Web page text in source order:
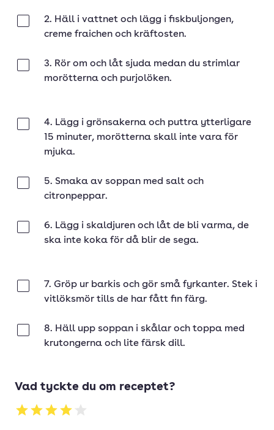
2. Häll i vattnet och lägg i fiskbuljongen,
creme fraichen och kräftosten.
3. Rör om och låt sjuda medan du strimlar
morötterna och purjolöken.
4. Lägg i grönsakerna och puttra ytterligare
15 minuter, morötterna skall inte vara för
mjuka.
5. Smaka av soppan med salt och
citronpeppar.
6. Lägg i skaldjuren och låt de bli varma, de
ska inte koka för då blir de sega.
7. Gröp ur barkis och gör små fyrkanter. Stek i
vitlöksmör tills de har fått fin färg.
8. Häll upp soppan i skålar och toppa med
krutongerna och lite färsk dill.
Vad tyckte du om receptet?